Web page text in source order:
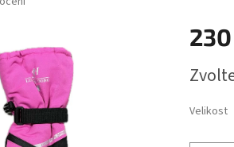
cena:
Velikost